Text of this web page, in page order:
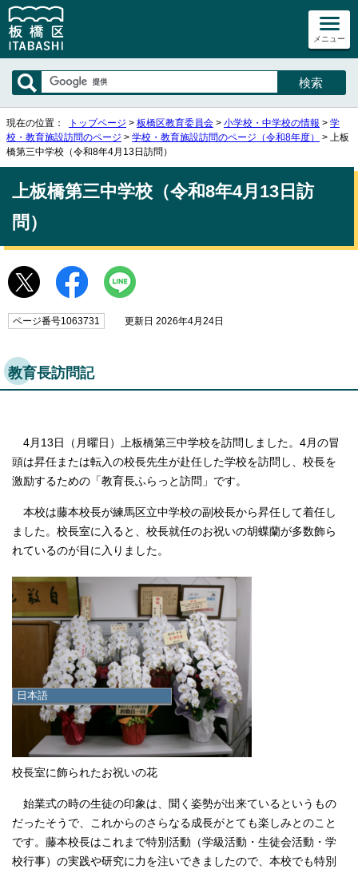
メニュー
日本語
日本語
English
한국어
简体中文
繁體中文
現在の位置： トップページ > 板橋区教育委員会 > 小学校・中学校の情報 > 学
校・教育施設訪問のページ > 学校・教育施設訪問のページ（令和8年度）
> 上板
橋第三中学校（令和8年4月13日訪問）
上板橋第三中学校（令和8年4月13日訪
問）
ページ番号1063731 更新日 2026年4月24日
教育長訪問記
4月13日（月曜日）上板橋第三中学校を訪問しました。4月の冒
頭は昇任または転入の校長先生が赴任した学校を訪問し、校長を
激励するための「教育長ふらっと訪問」です。
本校は藤本校長が練馬区立中学校の副校長から昇任して着任し
ました。校長室に入ると、校長就任のお祝いの胡蝶蘭が多数飾ら
れているのが目に入りました。
校長室に飾られたお祝いの花
始業式の時の生徒の印象は、聞く姿勢が出来ているというもの
だったそうで、これからのさらなる成長がとても楽しみとのこと
です。藤本校長はこれまで特別活動（学級活動・生徒会活動・学
校行事）の実践や研究に力を注いできましたので、本校でも特別